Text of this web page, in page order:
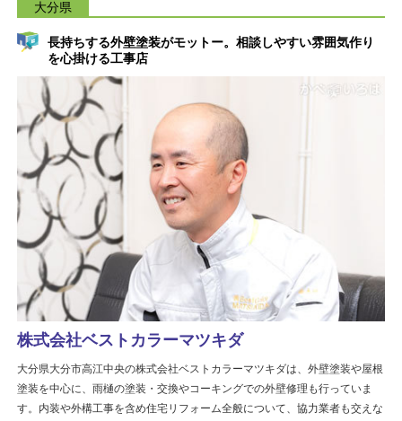
大分県
長持ちする外壁塗装がモットー。相談しやすい雰囲気作り
を心掛ける工事店
株式会社ベストカラーマツキダ
大分県大分市高江中央の株式会社ベストカラーマツキダは、外壁塗装や屋根
塗装を中心に、雨樋の塗装・交換やコーキングでの外壁修理も行っていま
す。内装や外構工事を含め住宅リフォーム全般について、協力業者も交えな